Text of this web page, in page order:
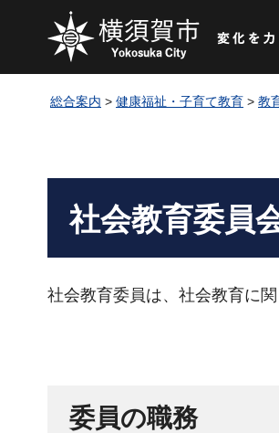
総合案内 > 健康福祉・子育て教育 > 教
社会教育委員
社会教育委員は、社会教育に
委員の職務